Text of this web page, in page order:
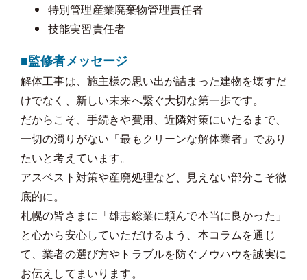
特別管理産業廃棄物管理責任者
技能実習責任者
■監修者メッセージ
解体工事は、施主様の思い出が詰まった建物を壊すだ
けでなく、新しい未来へ繋ぐ大切な第一歩です。
だからこそ、手続きや費用、近隣対策にいたるまで、
一切の濁りがない「最もクリーンな解体業者」であり
たいと考えています。
アスベスト対策や産廃処理など、見えない部分こそ徹
底的に。
札幌の皆さまに「雄志総業に頼んで本当に良かった」
と心から安心していただけるよう、本コラムを通じ
て、業者の選び方やトラブルを防ぐノウハウを誠実に
お伝えしてまいります。